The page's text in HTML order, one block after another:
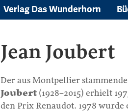
Verlag Das Wunderhorn
Jean Joubert
Der aus Montpellier
Joubert (1928–2015) erhielt
den Prix Renaudot. 1978